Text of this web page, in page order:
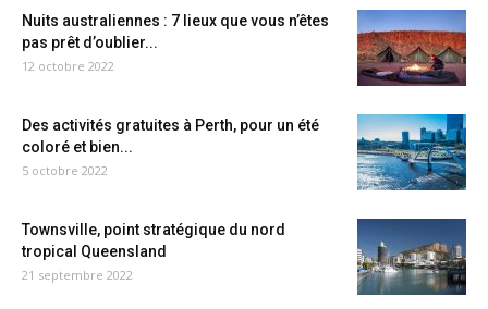
Nuits australiennes : 7 lieux que vous n’êtes
pas prêt d’oublier...
12 octobre 2022
Des activités gratuites à Perth, pour un été
coloré et bien...
5 octobre 2022
Townsville, point stratégique du nord
tropical Queensland
21 septembre 2022